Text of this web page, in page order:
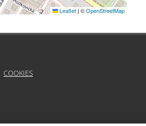
Leaflet | ©OpenStreetMap
COOKIES